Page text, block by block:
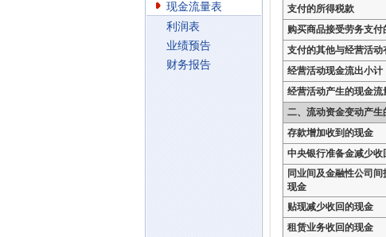
现金流量表
利润表
业绩预告
财务报告
支付的所得税款
购买商品接受劳务支付
支付的其他与经营活动
经营活动现金流出小计
经营活动产生的现金流
二、流动资金变动产生
存款增加收到的现金
中央银行准备金减少收
同业间及金融性公司
现金
贴现减少收回的现金
租赁业务收回的现金